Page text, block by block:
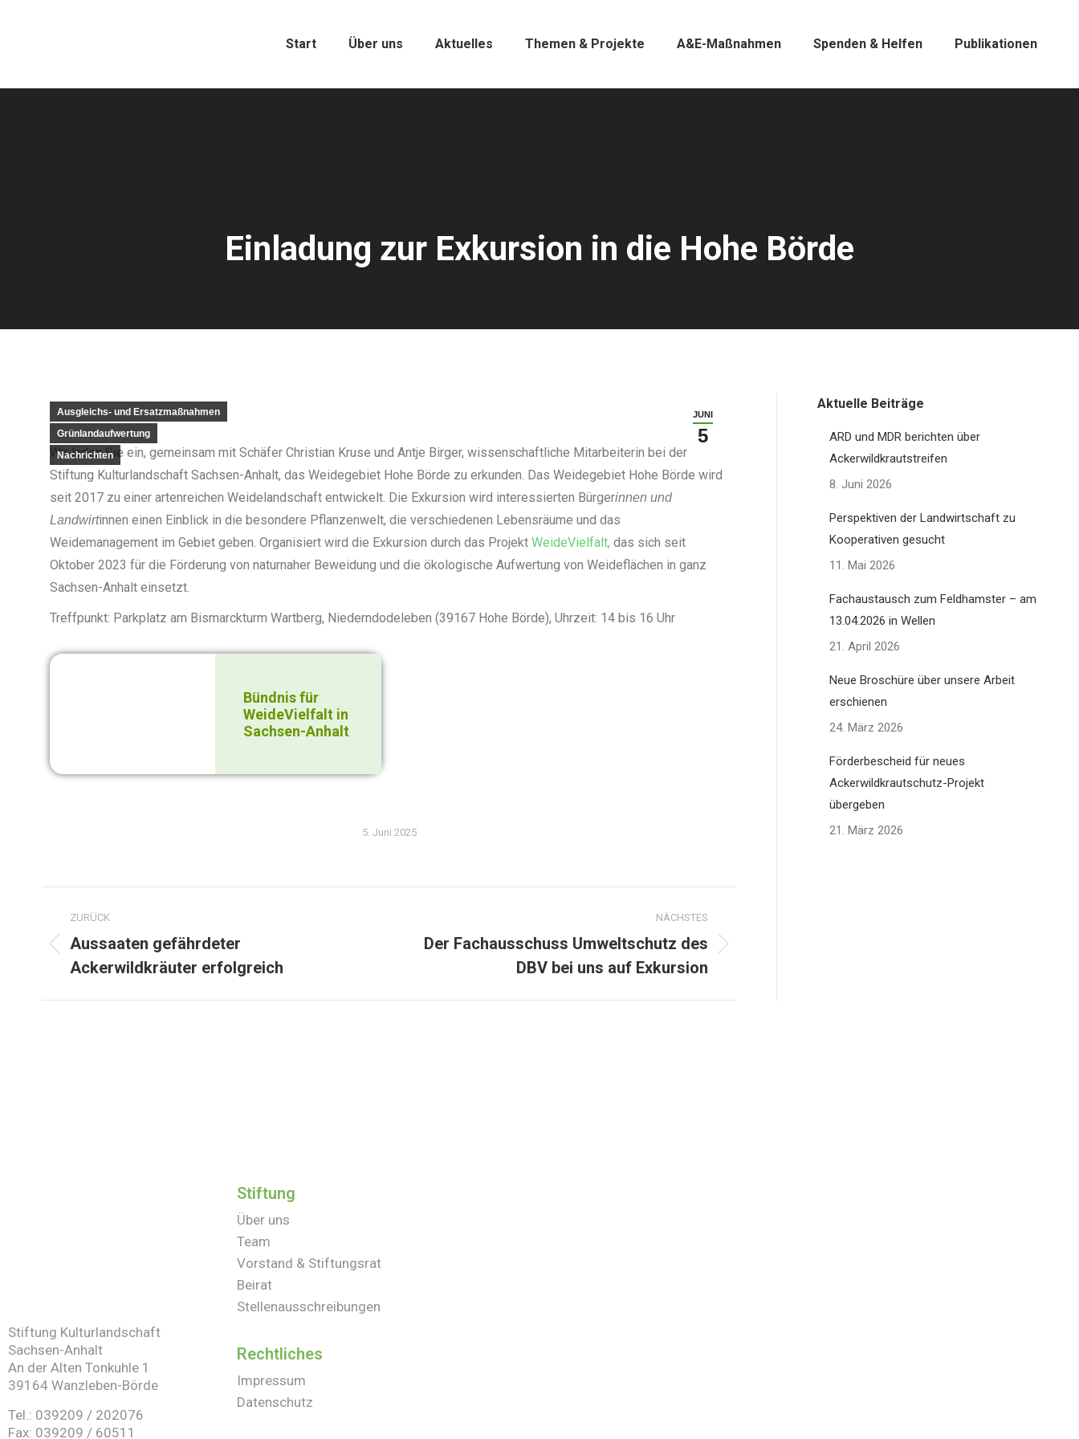
Start Über uns Aktuelles Themen & Projekte A&E-Maßnahmen Spenden & Helfen Publikationen
Einladung zur Exkursion in die Hohe Börde
JUNI
5
Ausgleichs- und Ersatzmaßnahmen
Grünlandaufwertung
Nachrichten
Wir laden Sie ein, gemeinsam mit Schäfer Christian Kruse und Antje Birger, wissenschaftliche Mitarbeiterin bei der
Stiftung Kulturlandschaft Sachsen-Anhalt, das Weidegebiet Hohe Börde zu erkunden. Das Weidegebiet Hohe Börde wird
seit 2017 zu einer artenreichen Weidelandschaft entwickelt. Die Exkursion wird interessierten Bürgerinnen und
Landwirtinnen einen Einblick in die besondere Pflanzenwelt, die verschiedenen Lebensräume und das
Weidemanagement im Gebiet geben. Organisiert wird die Exkursion durch das Projekt WeideVielfalt, das sich seit
Oktober 2023 für die Förderung von naturnaher Beweidung und die ökologische Aufwertung von Weideflächen in ganz
Sachsen-Anhalt einsetzt.
Treffpunkt: Parkplatz am Bismarckturm Wartberg, Niederndodeleben (39167 Hohe Börde), Uhrzeit: 14 bis 16 Uhr
Bündnis für
WeideVielfalt in
Sachsen-Anhalt
5. Juni 2025
ZURÜCK
Aussaaten gefährdeter
Ackerwildkräuter erfolgreich
NÄCHSTES
Der Fachausschuss Umweltschutz des
DBV bei uns auf Exkursion
Aktuelle Beiträge
ARD und MDR berichten über
Ackerwildkrautstreifen
8. Juni 2026
Perspektiven der Landwirtschaft zu
Kooperativen gesucht
11. Mai 2026
Fachaustausch zum Feldhamster – am
13.04.2026 in Wellen
21. April 2026
Neue Broschüre über unsere Arbeit
erschienen
24. März 2026
Förderbescheid für neues
Ackerwildkrautschutz-Projekt
übergeben
21. März 2026
Stiftung Kulturlandschaft
Sachsen-Anhalt
An der Alten Tonkuhle 1
39164 Wanzleben-Börde
Tel.: 039209 / 202076
Fax: 039209 / 60511
Stiftung
Über uns
Team
Vorstand & Stiftungsrat
Beirat
Stellenausschreibungen
Rechtliches
Impressum
Datenschutz